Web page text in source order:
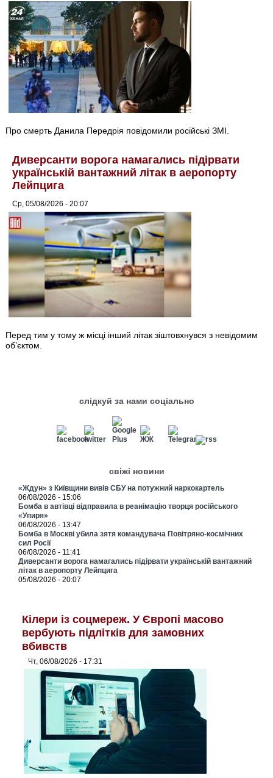
Про смерть Данила Передрія повідомили російські ЗМІ.
Диверсанти ворога намагались підірвати
українській вантажний літак в аеропорту
Лейпцига
Ср, 05/08/2026 - 20:07
Перед тим у тому ж місці інший літак зіштовхнувся з невідомим
об’єктом.
слідкуй за нами соціально
свіжі новини
«Ждун» з Київщини вивів СБУ на потужний наркокартель
06/08/2026 - 15:06
Бомба в автівці відправила в реанімацію творця російського
«Упиря»
06/08/2026 - 13:47
Бомба в Москві убила зятя командувача Повітряно-космічних
сил Росії
06/08/2026 - 11:41
Диверсанти ворога намагались підірвати українській вантажний
літак в аеропорту Лейпцига
05/08/2026 - 20:07
Кілери із соцмереж. У Європі масово
вербують підлітків для замовних
вбивств
Чт, 06/08/2026 - 17:31